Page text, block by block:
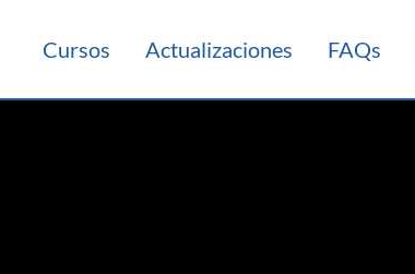
Cursos Actualizaciones FAQs